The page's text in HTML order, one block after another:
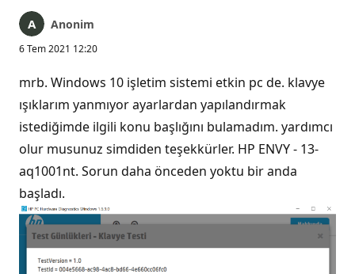
Anonim
6 Tem 2021 12:20
mrb. Windows 10 işletim sistemi etkin pc de. klavye
ışıklarım yanmıyor ayarlardan yapılandırmak
istediğimde ilgili konu başlığını bulamadım. yardımcı
olur musunuz simdiden teşekkürler. HP ENVY - 13-
aq1001nt. Sorun daha önceden yoktu bir anda
başladı.